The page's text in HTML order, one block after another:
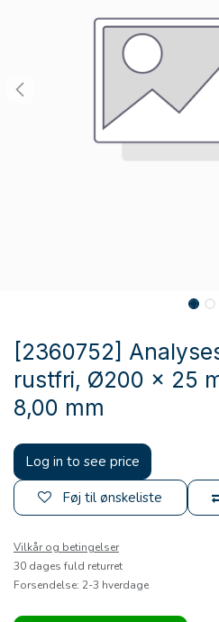
[2360752]
rustfri, Ø200 x 25
8,00 mm
Log in to see price
Føj til ønskeliste
Vilkår og betingelser
30 dages fuld returret
Forsendelse: 2-3 hverdage